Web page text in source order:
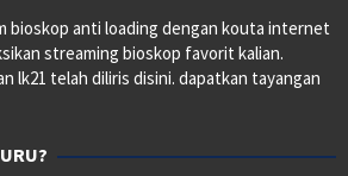
bioskop anti loading dengan kouta internet
streaming bioskop favorit kalian.
lk21 telah diliris disini. dapatkan tayangan